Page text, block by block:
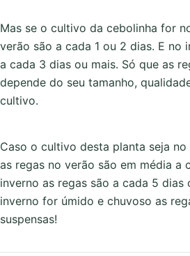
Mas se o cultivo da cebolinha for
verão são a cada 1 ou 2 dias. E no
a cada 3 dias ou mais. Só que as
depende do seu tamanho,
cultivo.
Caso o cultivo desta planta seja
as regas no verão são em média a
inverno as regas são a cada 5 dias
inverno for úmido e chuvoso as
suspensas!